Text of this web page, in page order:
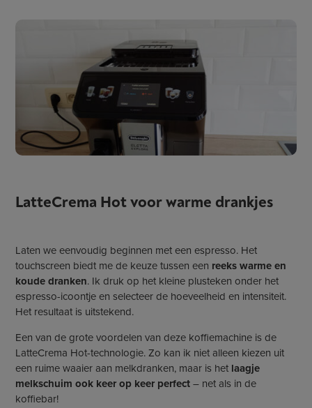
LatteCrema Hot voor warme drankjes
Laten we eenvoudig beginnen met een espresso. Het
touchscreen biedt me de keuze tussen een reeks warme en
koude dranken. Ik druk op het kleine plusteken onder het
espresso-icoontje en selecteer de hoeveelheid en intensiteit.
Het resultaat is uitstekend.
Een van de grote voordelen van deze koffiemachine is de
LatteCrema Hot-technologie. Zo kan ik niet alleen kiezen uit
een ruime waaier aan melkdranken, maar is het laagje
melkschuim ook keer op keer perfect– net als in de
koffiebar!